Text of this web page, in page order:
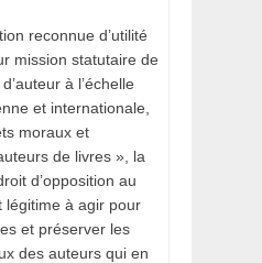
reconnue d’utilité
mission statutaire de
à l’échelle
et internationale,
moraux et
de livres », la
d’opposition au
légitime à agir pour
et préserver les
des auteurs qui en